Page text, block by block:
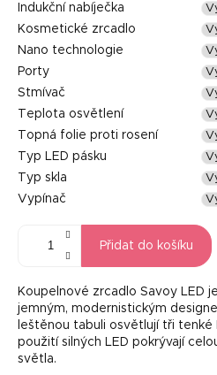
Indukční nabíječka
Kosmetické zrcadlo
Nano technologie
Porty
Stmívač
Teplota osvětlení
Topná folie proti rosení
Typ LED pásku
Typ skla
Vypínač
Přidat do košíku
Koupelnové zrcadlo Savoy LED
jemným, modernistickým
leštěnou tabuli osvětlují tři tenké
použití silných LED pokrývají
světla.